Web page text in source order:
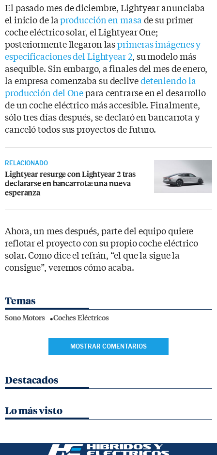
El pasado mes de diciembre, Lightyear anunciaba
el inicio de laproducción en masa de su primer
coche eléctrico solar, el Lightyear One;
posteriormente llegaron lasprimeras imágenes y
especificaciones del Lightyear 2, su modelo más
asequible. Sin embargo, a finales del mes de enero,
la empresa comenzaba su declivedeteniendo la
producción del Onepara centrarse en el desarrollo
de un coche eléctrico más accesible. Finalmente,
sólo tres días después, se declaró en bancarrota y
canceló todos sus proyectos de futuro.
RELACIONADO
Lightyear resurge con Lightyear 2 tras
declararse en bancarrota: una nueva
esperanza
Ahora, un mes después, parte del equipo quiere
reflotar el proyecto con su propio coche eléctrico
solar. Como dice el refrán, “el que la sigue la
consigue”, veremos cómo acaba.
Temas
Sono Motors Coches Eléctricos
MOSTRAR COMENTARIOS
Destacados
Lo más visto